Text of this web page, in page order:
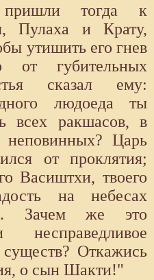
пришли тогда к
Пулаха и Крату,
утишить его гнев
от губительных
сказал ему:
людоеда ты
всех ракшасов, в
неповинных? Царь
от проклятия;
Васиштхи, твоего
на небесах
Зачем же это
Откажись
о сын Шакти!"